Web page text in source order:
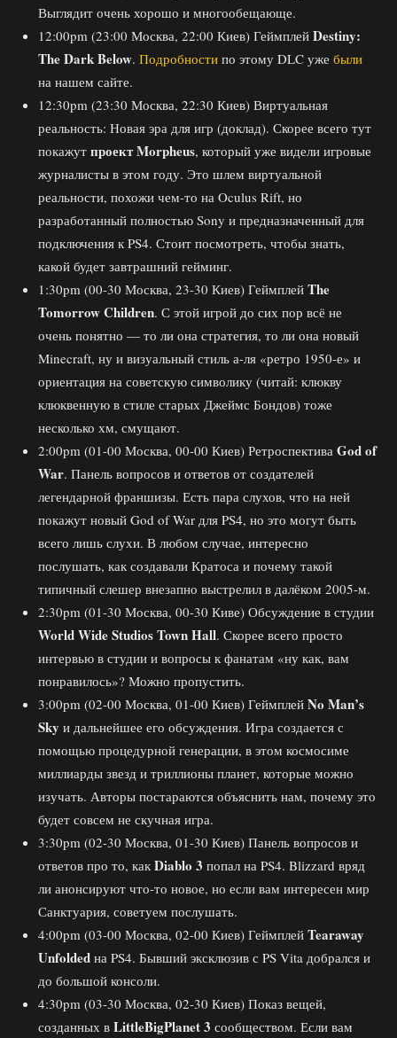
Выглядит очень хорошо и многообещающе.
12:00pm (23:00 Москва, 22:00 Киев) Геймплей Destiny:
The Dark Below. Подробности по этому DLC уже были
на нашем сайте.
12:30pm (23:30 Москва, 22:30 Киев) Виртуальная
реальность: Новая эра для игр (доклад). Скорее всего тут
покажут проект Morpheus, который уже видели игровые
журналисты в этом году. Это шлем виртуальной
реальности, похожи чем-то на Oculus Rift, но
разработанный полностью Sony и предназначенный для
подключения к PS4. Стоит посмотреть, чтобы знать,
какой будет завтрашний гейминг.
1:30pm (00-30 Москва, 23-30 Киев) Геймплей The
Tomorrow Children. С этой игрой до сих пор всё не
очень понятно — то ли она стратегия, то ли она новый
Minecraft, ну и визуальный стиль а-ля «ретро 1950-е» и
ориентация на советскую символику (читай: клюкву
клюквенную в стиле старых Джеймс Бондов) тоже
несколько хм, смущают.
2:00pm (01-00 Москва, 00-00 Киев) Ретроспектива God of
War. Панель вопросов и ответов от создателей
легендарной франшизы. Есть пара слухов, что на ней
покажут новый God of War для PS4, но это могут быть
всего лишь слухи. В любом случае, интересно
послушать, как создавали Кратоса и почему такой
типичный слешер внезапно выстрелил в далёком 2005-м.
2:30pm (01-30 Москва, 00-30 Киве) Обсуждение в студии
World Wide Studios Town Hall. Скорее всего просто
интервью в студии и вопросы к фанатам «ну как, вам
понравилось»? Можно пропустить.
3:00pm (02-00 Москва, 01-00 Киев) Геймплей No Man’s
Sky и дальнейшее его обсуждения. Игра создается с
помощью процедурной генерации, в этом космосиме
миллиарды звезд и триллионы планет, которые можно
изучать. Авторы постараются объяснить нам, почему это
будет совсем не скучная игра.
3:30pm (02-30 Москва, 01-30 Киев) Панель вопросов и
ответов про то, как Diablo 3 попал на PS4. Blizzard вряд
ли анонсируют что-то новое, но если вам интересен мир
Санктуария, советуем послушать.
4:00pm (03-00 Москва, 02-00 Киев) Геймплей Tearaway
Unfolded на PS4. Бывший эксклюзив с PS Vita добрался и
до большой консоли.
4:30pm (03-30 Москва, 02-30 Киев) Показ вещей,
созданных в LittleBigPlanet 3 сообществом. Если вам